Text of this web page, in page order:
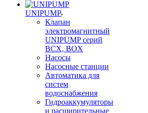
UNIPUMP
Клапан
электромагнитный
UNIPUMP серий
BCX, BOX
Насосы
Насосные станции
Автоматика для
систем
водоснабжения
Гидроаккумуляторы
и расширительные